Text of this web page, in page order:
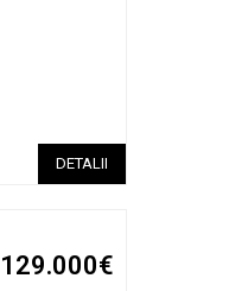
DETALII
129.000€